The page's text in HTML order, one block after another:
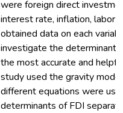
were foreign direct
interest rate, inflation, labor
obtained data on each
investigate the
the most accurate and
study used the gravity
different equations were
determinants of FDI